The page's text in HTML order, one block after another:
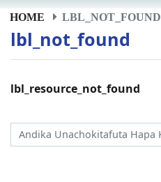
HOME LBL_NOT_FOUND
lbl_not_found
lbl_resource_not_found